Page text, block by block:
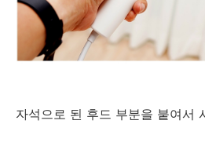
자석으로 된 후드 부분을 붙여서